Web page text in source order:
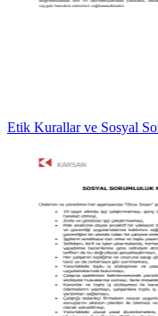
Etik Kurallar ve Sosyal